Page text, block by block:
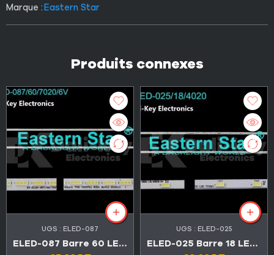
Marque :Eastern Star
Produits connexes
UGS : ELED-087
ELED-087 Barre 60 LED TV SABA 42″ SB 42LED276
UGS : ELED-025
ELED-025 Barre 18 LED TV CONDOR 24″ (Original الاصلي)